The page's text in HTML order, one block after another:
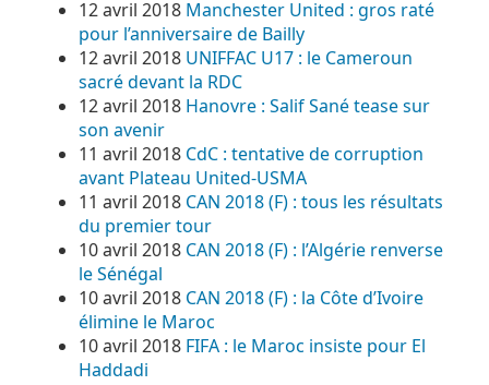
12 avril 2018 Manchester United : gros raté
pour l’anniversaire de Bailly
12 avril 2018 UNIFFAC U17 : le Cameroun
sacré devant la RDC
12 avril 2018 Hanovre : Salif Sané tease sur
son avenir
11 avril 2018 CdC : tentative de corruption
avant Plateau United-USMA
11 avril 2018 CAN 2018 (F) : tous les résultats
du premier tour
10 avril 2018 CAN 2018 (F) : l’Algérie renverse
le Sénégal
10 avril 2018 CAN 2018 (F) : la Côte d’Ivoire
élimine le Maroc
10 avril 2018 FIFA : le Maroc insiste pour El
Haddadi